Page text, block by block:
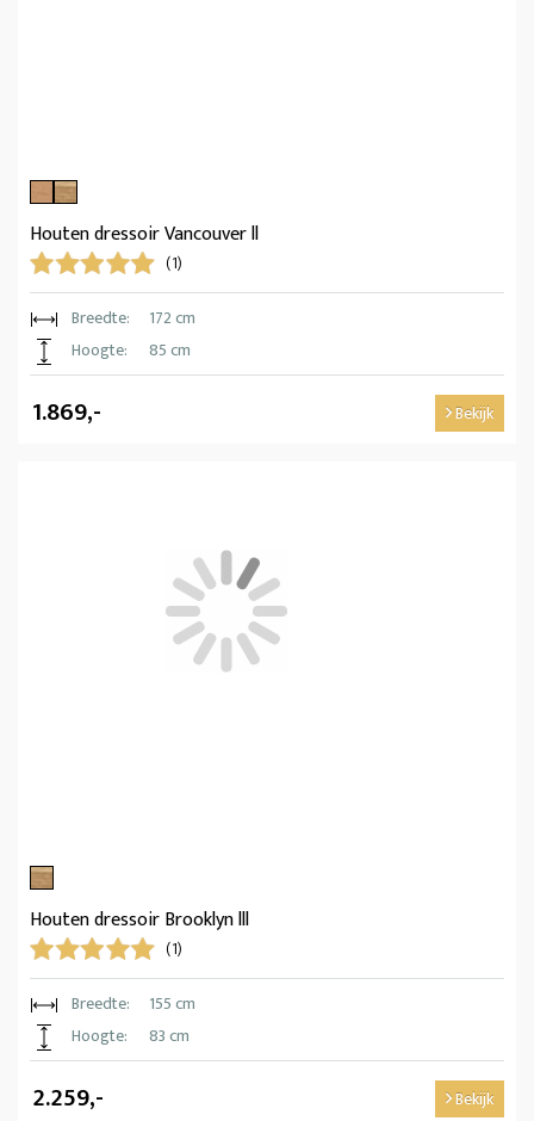
Houten dressoir Vancouver ll
(1)
Breedte:
172 cm
Hoogte:
85 cm
1.869,- Bekijk
Houten dressoir Brooklyn lll
(1)
Breedte:
155 cm
Hoogte:
83 cm
2.259,- Bekijk